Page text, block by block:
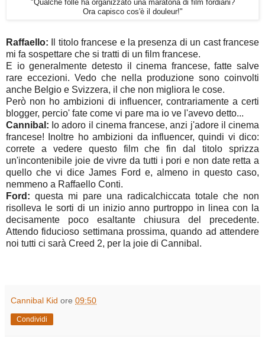
"Qualche folle ha organizzato una maratona di film fordiani?
Ora capisco cos'è il douleur!"
Raffaello: Il titolo francese e la presenza di un cast francese
mi fa sospettare che si tratti di un film francese.
E io generalmente detesto il cinema francese, fatte salve
rare eccezioni. Vedo che nella produzione sono coinvolti
anche Belgio e Svizzera, il che non migliora le cose.
Però non ho ambizioni di influencer, contrariamente a certi
blogger, percio' fate come vi pare ma io ve l'avevo detto...
Cannibal: Io adoro il cinema francese, anzi j'adore il cinema
francese! Inoltre ho ambizioni da influencer, quindi vi dico:
correte a vedere questo film che fin dal titolo sprizza
un'incontenibile joie de vivre da tutti i pori e non date retta a
quello che vi dice James Ford e, almeno in questo caso,
nemmeno a Raffaello Conti.
Ford: questa mi pare una radicalchiccata totale che non
risolleva le sorti di un inizio anno purtroppo in linea con la
decisamente poco esaltante chiusura del precedente.
Attendo fiducioso settimana prossima, quando ad attendere
noi tutti ci sarà Creed 2, per la joie di Cannibal.
Cannibal Kid ore 09:50
Condividi